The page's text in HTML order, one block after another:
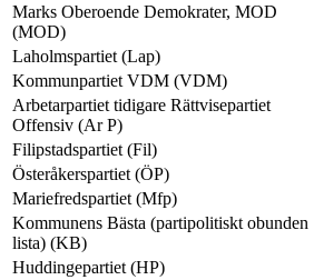
Marks Oberoende Demokrater, MOD
(MOD)
Laholmspartiet (Lap)
Kommunpartiet VDM (VDM)
Arbetarpartiet tidigare Rättvisepartiet
Offensiv (Ar P)
Filipstadspartiet (Fil)
Österåkerspartiet (ÖP)
Mariefredspartiet (Mfp)
Kommunens Bästa (partipolitiskt obunden
lista) (KB)
Huddingepartiet (HP)